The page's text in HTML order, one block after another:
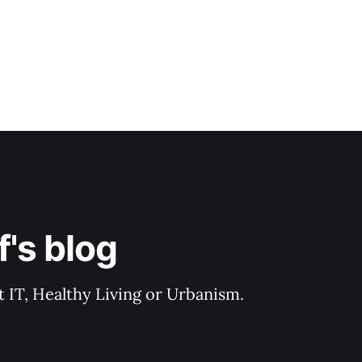
blog
Healthy Living or Urbanism.